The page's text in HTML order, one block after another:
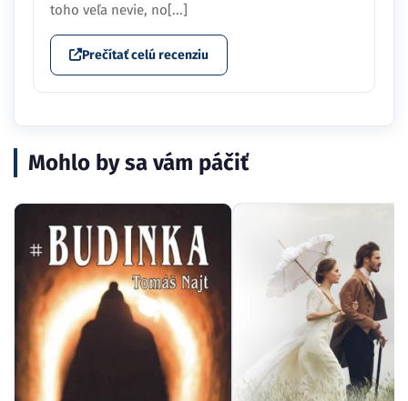
toho veľa nevie, no[...]
Prečítať celú recenziu
Mohlo by sa vám páčiť